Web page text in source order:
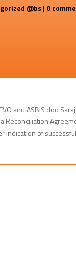
@bs| 0
and ASBIS doo
Reconciliation
indication of